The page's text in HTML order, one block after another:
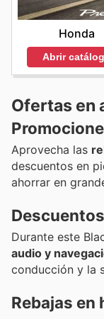
Honda
Abrir
Ofertas en
Aprovecha las
descuentos en
ahorrar en
Durante este
audio y
conducción y la
Rebajas